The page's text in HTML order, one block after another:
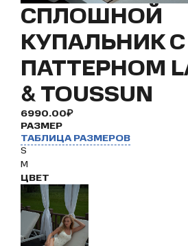
СПЛОШНОЙ
КУПАЛЬНИК С
ПАТТЕРНОМ
& TOUSSUN
6990.00₽
РАЗМЕР
ТАБЛИЦА РАЗМЕРОВ
S
M
ЦВЕТ